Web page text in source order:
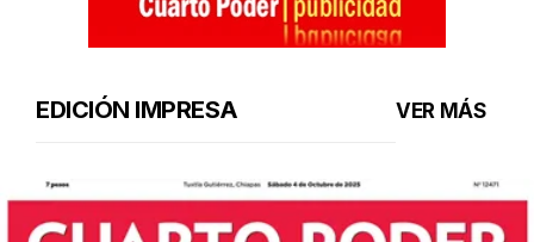
EDICIÓN IMPRESA VER MÁS